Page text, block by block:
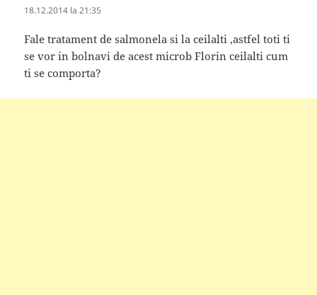
18.12.2014 la 21:35
Fale tratament de salmonela si la ceilalti ,astfel toti ti
se vor in bolnavi de acest microb Florin ceilalti cum
ti se comporta?